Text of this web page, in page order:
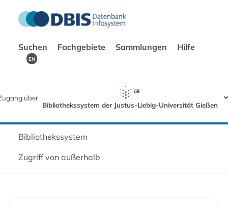
Suchen Fachgebiete Sammlungen Hilfe
EN
über
Bibliothekssystem der Justus-Liebig-Universität Gießen
Bibliothekssystem
Zugriff von außerhalb